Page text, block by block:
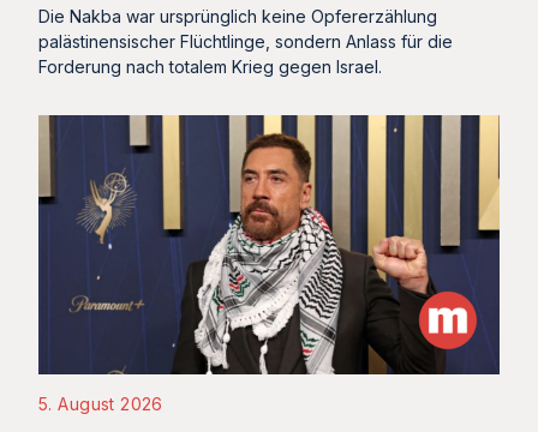
Die Nakba war ursprünglich keine Opfererzählung
palästinensischer Flüchtlinge, sondern Anlass für die
Forderung nach totalem Krieg gegen Israel.
5. August 2026